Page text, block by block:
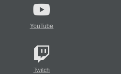
YouTube
Twitch